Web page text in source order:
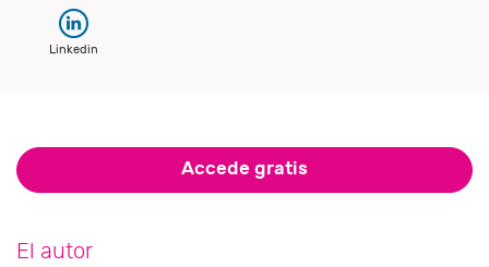
Linkedin
Accede gratis
El autor